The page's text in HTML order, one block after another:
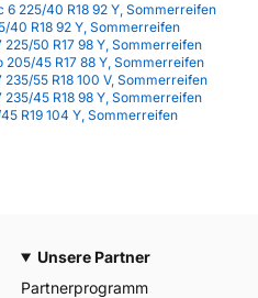
6 225/40 R18 92 Y, Sommerreifen
40 R18 92 Y, Sommerreifen
50 R17 98 Y, Sommerreifen
45 R17 88 Y, Sommerreifen
55 R18 100 V, Sommerreifen
45 R18 98 Y, Sommerreifen
R19 104 Y, Sommerreifen
Unsere Partner
Partnerprogramm